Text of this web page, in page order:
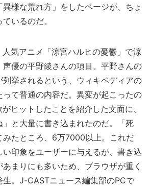
様な荒れ方」をしたページが、ちょ
いるのだ。
気アニメ「涼宮ハルヒの憂鬱」で涼
優の平野綾さんの項目。平野さんの
挙されるという、ウィキペディアの
て普通の内容だ。異変が起こったの
ヒットしたことを紹介した文面に、
」と大量に書き込まれたのだ。「死
みたところ、6万7000以上。これだ
印象をユーザーに与えるが、書き込
まりにも多いため、ブラウザが重く
生。J-CASTニュース編集部のPCで